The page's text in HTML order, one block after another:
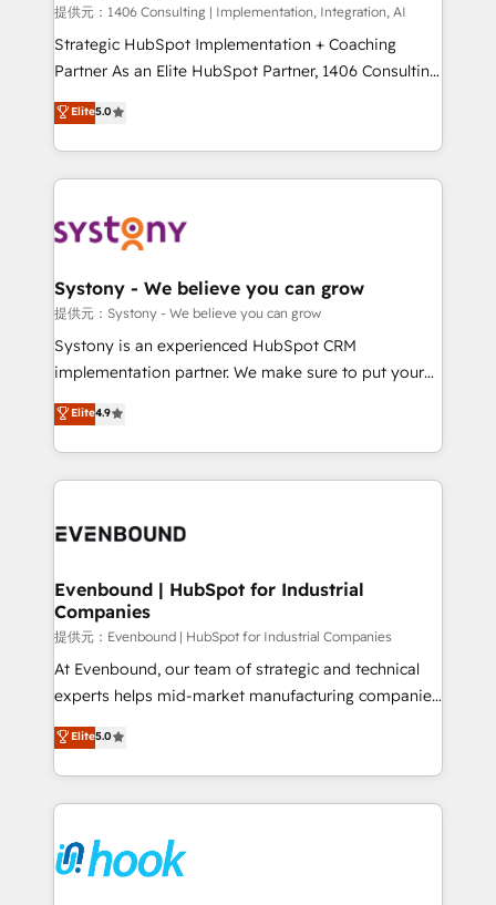
Competence Centers: Smart Manufacturing,
Customer First, Enabling Technologies & Security.
The synergies generated by these integrations,
solutions and services, have allowed the group to
build an unrivaled offering portfolio on the market
提供元：1406 Consulting | Implementation, Integration, AI
Strategic HubSpot Implementation + Coaching
Partner As an Elite HubSpot Partner, 1406 Consulting
helps mid-market revenue teams transform how
they sell, market, and serve. We don't just build your
HubSpot—we teach your team to own it, then stay
to help you keep winning. What We Do ⚙️ CRM
Data & Content 📈 Sales & Marketing Alignment +
Agent Creation 🔄 Custom Integrations & Data
Migration Why 1406 We become part of your team.
Your team learns while we build. We fix what others
broke. Built for mid-market reality—practical
constraints. By the Numbers 🏆 Top 1% of all
HubSpot partners 🔄 Top 5% globally in client
and sales ops at mid-market companies ready to
Elite5.0
Systony - We believe you can grow
提供元：Systony - We believe you can grow
Systony is an experienced HubSpot CRM
implementation partner. We make sure to put your
organization's needs and goals first and think along
with your organization. We are only satisfied once
you are too. Why Systony? - 20+ years of
experience with CRM, Marketing, Sales & Service
Own back-end developers - Complex data
View, SuperOffice) - Custom integrations (e.g. MS
Business Central, Navision, AX, SAP, Exact, AFAS) We
focus on growing B2B companies in the SME sector
such as manufacturing, SaaS, business services and
wholesaler companies. As an experienced HubSpot
That's why we have developed a step-by-step
implementation process that focuses on user
strive for optimal customer processes and
experiences. Systony – We believe you can grow!
Elite4.9
Evenbound | HubSpot for Industrial
Companies
提供元：Evenbound | HubSpot for Industrial Companies
At Evenbound, our team of strategic and technical
experts helps mid-market manufacturing companies
achieve real growth. We specialize in delivering
tailored solutions that drive results by leveraging
HubSpot’s platform and data to fuel success.
Technical Solutions: - HubSpot Technical Consulting -
Onboarding - Data Migration & Integrations -
Technical Audit & Optimization Strategic Solutions: -
Elite5.0